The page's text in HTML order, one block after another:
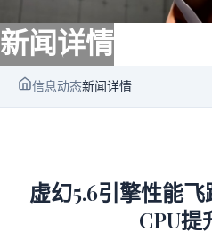
新闻详情
信息动态新闻详情
虚幻5.6引擎性能飞
CPU提